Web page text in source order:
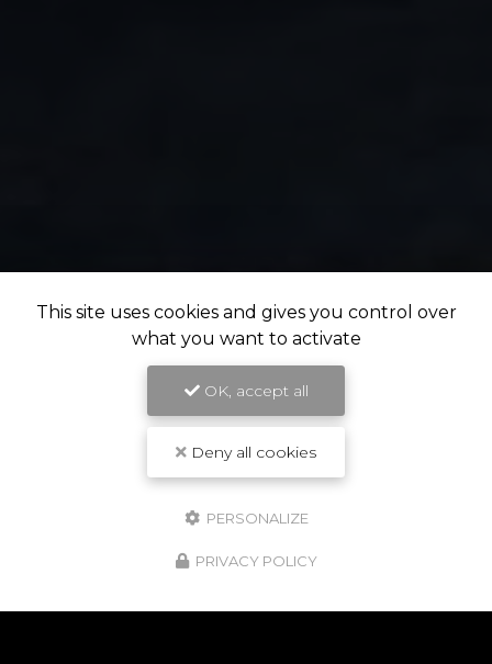
NOS POINTS FORTS
This site uses cookies and gives you control over
what you want to activate
OK, accept all
Deny all cookies
PERSONALIZE
PRIVACY POLICY